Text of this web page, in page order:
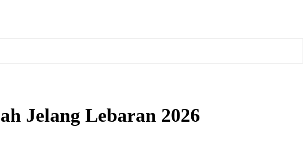
Jelang Lebaran 2026